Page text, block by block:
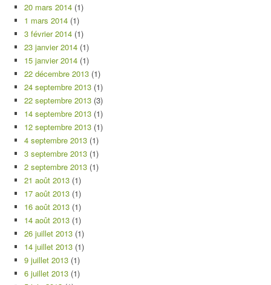
20 mars 2014 (1)
1 mars 2014 (1)
3 février 2014 (1)
23 janvier 2014 (1)
15 janvier 2014 (1)
22 décembre 2013 (1)
24 septembre 2013 (1)
22 septembre 2013 (3)
14 septembre 2013 (1)
12 septembre 2013 (1)
4 septembre 2013 (1)
3 septembre 2013 (1)
2 septembre 2013 (1)
21 août 2013 (1)
17 août 2013 (1)
16 août 2013 (1)
14 août 2013 (1)
26 juillet 2013 (1)
14 juillet 2013 (1)
9 juillet 2013 (1)
6 juillet 2013 (1)